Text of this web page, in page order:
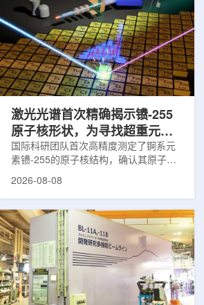
激光光谱首次精确揭示镄-255
原子核形状，为寻找超重元素
提供新线索
国际科研团队首次高精度测定了锕系元
素镄-255的原子核结构，确认其原子核
美因茨约翰内斯·古腾堡大学、亥姆霍兹
美因茨研究所、瑞典哥德堡大学等18家
机构合作完成。研究结果不仅修正了以
往标准数据表中部分不合理的核性质数
值，也为现代原子核理论模型提供了关
键实验验证。镄是自然界中不存在的人
工合成重元素，镄-255含有100个质子
和155个中子，实验获取极为困难。研究
2026-08-08